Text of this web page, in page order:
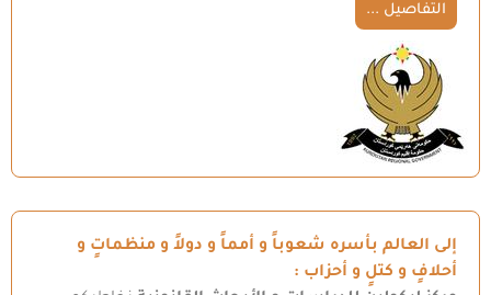
التفاصيل ...
إلى العالم بأسره شعوباً و أمماً و دولاً و منظماتٍ و
أحلافٍ و كتلٍ و أحزاب :